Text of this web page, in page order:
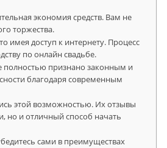
экономия средств. Вам не
торжества.
имея доступ к интернету. Процесс
по онлайн свадьбе.
полностью признано законным и
благодаря современным
этой возможностью. Их отзывы
но и отличный способ начать
сами в преимуществах